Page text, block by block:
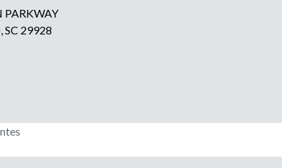
a
,SC 29928